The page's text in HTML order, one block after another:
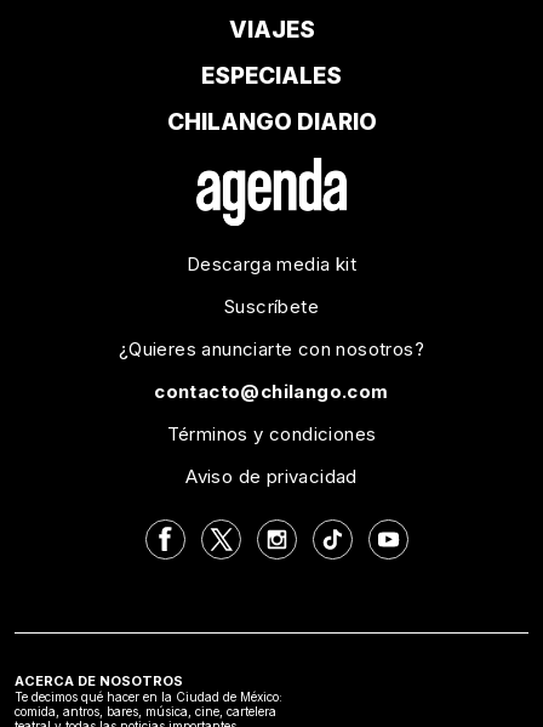
VIAJES
ESPECIALES
CHILANGO DIARIO
Descarga media kit
Suscríbete
¿Quieres anunciarte con nosotros?
contacto@chilango.com
Términos y condiciones
Aviso de privacidad
ACERCA DE NOSOTROS
Te decimos qué hacer en la Ciudad de México:
comida, antros, bares, música, cine, cartelera